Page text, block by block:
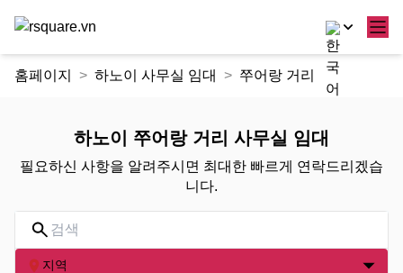
홈페이지 하노이 사무실 임대 쭈어랑 거리
하노이 쭈어랑 거리 사무실 임대
필요하신 사항을 알려주시면 최대한 빠르게 연락드리겠습
니다.
지역